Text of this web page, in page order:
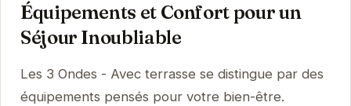
Équipements et Confort pour un
Séjour Inoubliable
Les 3 Ondes - Avec terrasse se distingue par des
équipements pensés pour votre bien-être.